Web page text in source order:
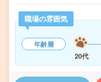
職場の雰囲気
年齢層
20代